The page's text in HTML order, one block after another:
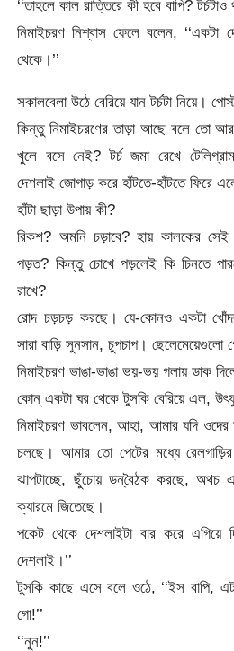
‘‘তাহলে কাল রাত্তিরে কী হবে বাপি? টর্চটাও
নিমাইচরণ নিশ্বাস ফেলে বলেন,
থেকে।’’
সকালবেলা উঠে বেরিয়ে যান টর্চটা নিয়ে।
কিন্তু নিমাইচরণের তাড়া আছে বলে তো
খুলে বসে নেই? টর্চ জমা রেখে
দেশলাই জোগাড় করে হাঁটতে-হাঁটতে ফিরে
হাঁটা ছাড়া উপায় কী?
রিকশ? অমনি চড়াবে? হায় কালকের
পড়ত? কিন্তু চোখে পড়লেই কি চিনতে
রাখে?
রোদ চড়চড় করছে। যে-কোনও একটা
সারা বাড়ি সুনসান, চুপচাপ। ছেলেমেয়েগুলো
নিমাইচরণ ভাঙা-ভাঙা ভয়-ভয় গলায় ডাক
কোন্ একটা ঘর থেকে টুসকি বেরিয়ে এল,
নিমাইচরণ ভাবলেন, আহা, আমার যদি
চলছে। আমার তো পেটের মধ্যে
ঝাপটাচ্ছে, ছুঁচোয় ডন্‌বৈঠক করছে, অথচ
ক্যারমে জিতেছে।
পকেট থেকে দেশলাইটা বার করে এগিয়ে
দেশলাই।’’
টুসকি কাছে এসে বলে ওঠে, ‘‘ইস বাপি,
গো!’’
‘‘নুন!’’